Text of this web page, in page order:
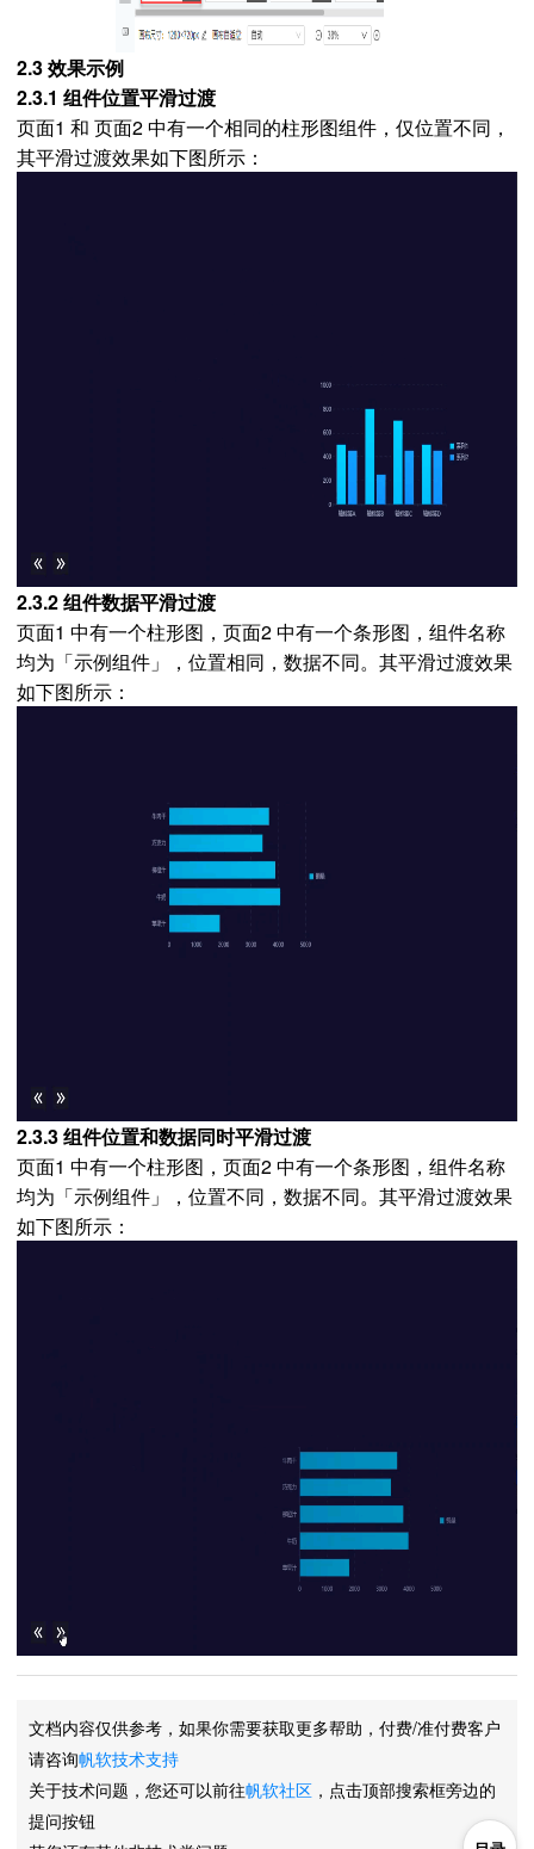
2.3 效果示例
2.3.1 组件位置平滑过渡
页面1 和 页面2 中有一个相同的柱形图组件，仅位置不同，
其平滑过渡效果如下图所示：
2.3.2 组件数据平滑过渡
页面1 中有一个柱形图，页面2 中有一个条形图，组件名称
均为「示例组件」，位置相同，数据不同。其平滑过渡效果
如下图所示：
2.3.3 组件位置和数据同时平滑过渡
页面1 中有一个柱形图，页面2 中有一个条形图，组件名称
均为「示例组件」，位置不同，数据不同。其平滑过渡效果
如下图所示：
文档内容仅供参考，如果你需要获取更多帮助，付费/准付费客户
请咨询帆软技术支持
关于技术问题，您还可以前往帆软社区 ，点击顶部搜索框旁边的
提问按钮